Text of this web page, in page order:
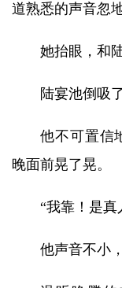
道熟悉的声音忽
她抬眼，和
陆宴池倒吸
他不可置信
晚面前晃了晃。
“我靠！是真
他声音不小